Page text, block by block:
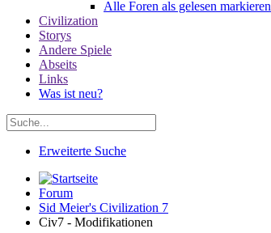
Alle Foren als gelesen markieren
Civilization
Storys
Andere Spiele
Abseits
Links
Was ist neu?
Erweiterte Suche
Forum
Sid Meier's Civilization 7
Civ7 - Modifikationen